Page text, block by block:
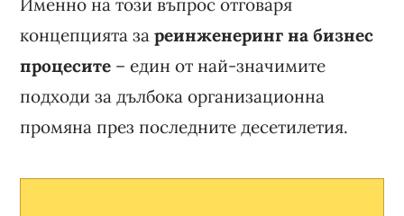
Именно на този въпрос отговаря
концепцията зареинженеринг на бизнес
процесите – един от най-значимите
подходи за дълбока организационна
промяна през последните десетилетия.